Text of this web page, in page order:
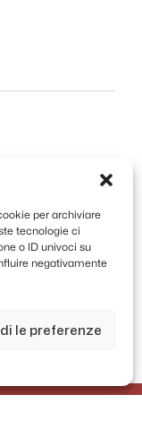
per archiviare
tecnologie ci
o ID univoci su
negativamente
le preferenze